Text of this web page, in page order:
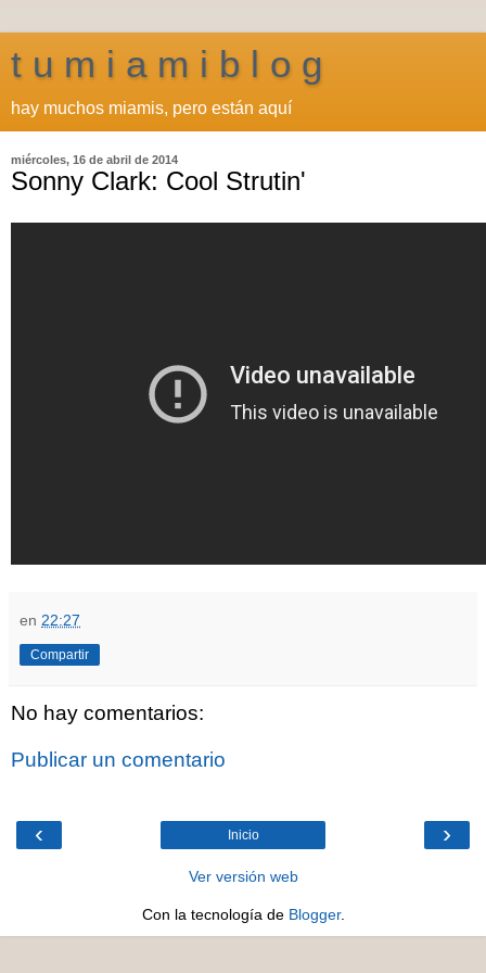
t u m i a m i b l o g
hay muchos miamis, pero están aquí
miércoles, 16 de abril de 2014
Sonny Clark: Cool Strutin'
en 22:27
Compartir
No hay comentarios:
Publicar un comentario
‹ ›
Inicio
Ver versión web
Con la tecnología de Blogger.